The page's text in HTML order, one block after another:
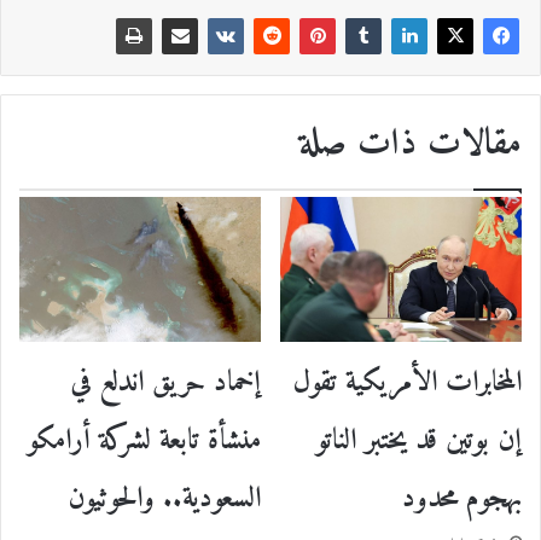
مقالات ذات صلة
المخابرات الأمريكية تقول
إن بوتين قد يختبر الناتو
بهجوم محدود
إخماد حريق اندلع في
منشأة تابعة لشركة أرامكو
السعودية.. والحوثيون